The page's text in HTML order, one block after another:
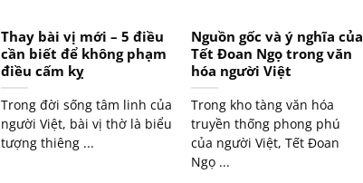
Thay bài vị mới – 5 điều
cần biết để không phạm
điều cấm kỵ
Trong đời sống tâm linh của
người Việt, bài vị thờ là biểu
tượng thiêng ...
Nguồn gốc và ý nghĩa của
Tết Đoan Ngọ trong văn
hóa người Việt
Trong kho tàng văn hóa
truyền thống phong phú
của người Việt, Tết Đoan
Ngọ ...